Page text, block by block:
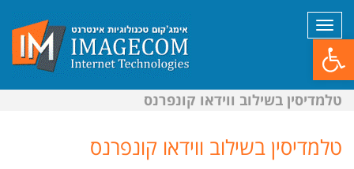
פתח סרגל נגישות
תפריט
טלמדיסין בשילוב ווידאו קונפרנס
טלמדיסין בשילוב ווידאו קונפרנס